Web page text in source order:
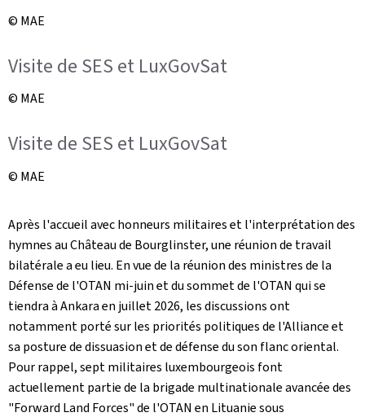
© MAE
Visite de SES et LuxGovSat
© MAE
Visite de SES et LuxGovSat
© MAE
Après l'accueil avec honneurs militaires et l'interprétation des
hymnes au Château de Bourglinster, une réunion de travail
bilatérale a eu lieu. En vue de la réunion des ministres de la
Défense de l'OTAN mi-juin et du sommet de l'OTAN qui se
tiendra à Ankara en juillet 2026, les discussions ont
notamment porté sur les priorités politiques de l'Alliance et
sa posture de dissuasion et de défense du son flanc oriental.
Pour rappel, sept militaires luxembourgeois font
actuellement partie de la brigade multinationale avancée des
"Forward Land Forces" de l'OTAN en Lituanie sous